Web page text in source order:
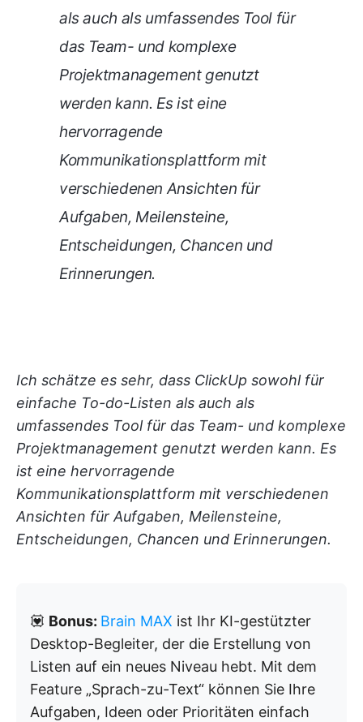
als auch als umfassendes Tool für
das Team- und komplexe
Projektmanagement genutzt
werden kann. Es ist eine
hervorragende
Kommunikationsplattform mit
verschiedenen Ansichten für
Aufgaben, Meilensteine,
Entscheidungen, Chancen und
Erinnerungen.
Ich schätze es sehr, dass ClickUp sowohl für
einfache To-do-Listen als auch als
umfassendes Tool für das Team- und komplexe
Projektmanagement genutzt werden kann. Es
ist eine hervorragende
Kommunikationsplattform mit verschiedenen
Ansichten für Aufgaben, Meilensteine,
Entscheidungen, Chancen und Erinnerungen.
💟 Bonus: Brain MAX ist Ihr KI-gestützter
Desktop-Begleiter, der die Erstellung von
Listen auf ein neues Niveau hebt. Mit dem
Feature „Sprach-zu-Text“ können Sie Ihre
Aufgaben, Ideen oder Prioritäten einfach